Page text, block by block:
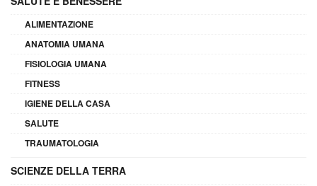
ALIMENTAZIONE
ANATOMIA UMANA
FISIOLOGIA UMANA
FITNESS
IGIENE DELLA CASA
SALUTE
TRAUMATOLOGIA
SCIENZE DELLA TERRA